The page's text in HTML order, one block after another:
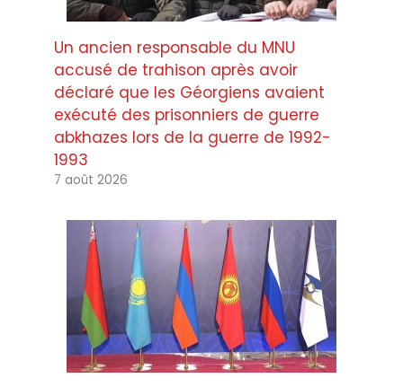
Un ancien responsable du MNU
accusé de trahison après avoir
déclaré que les Géorgiens avaient
exécuté des prisonniers de guerre
abkhazes lors de la guerre de 1992-
1993
7 août 2026